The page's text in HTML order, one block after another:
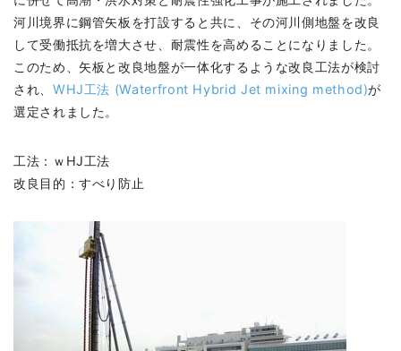
河川境界に鋼管矢板を打設すると共に、その河川側地盤を改良
して受働抵抗を増大させ、耐震性を高めることになりました。
このため、矢板と改良地盤が一体化するような改良工法が検討
され、 WHJ工法 (Waterfront Hybrid Jet mixing method)が
選定されました。
工法：ｗHJ工法
改良目的：すべり防止